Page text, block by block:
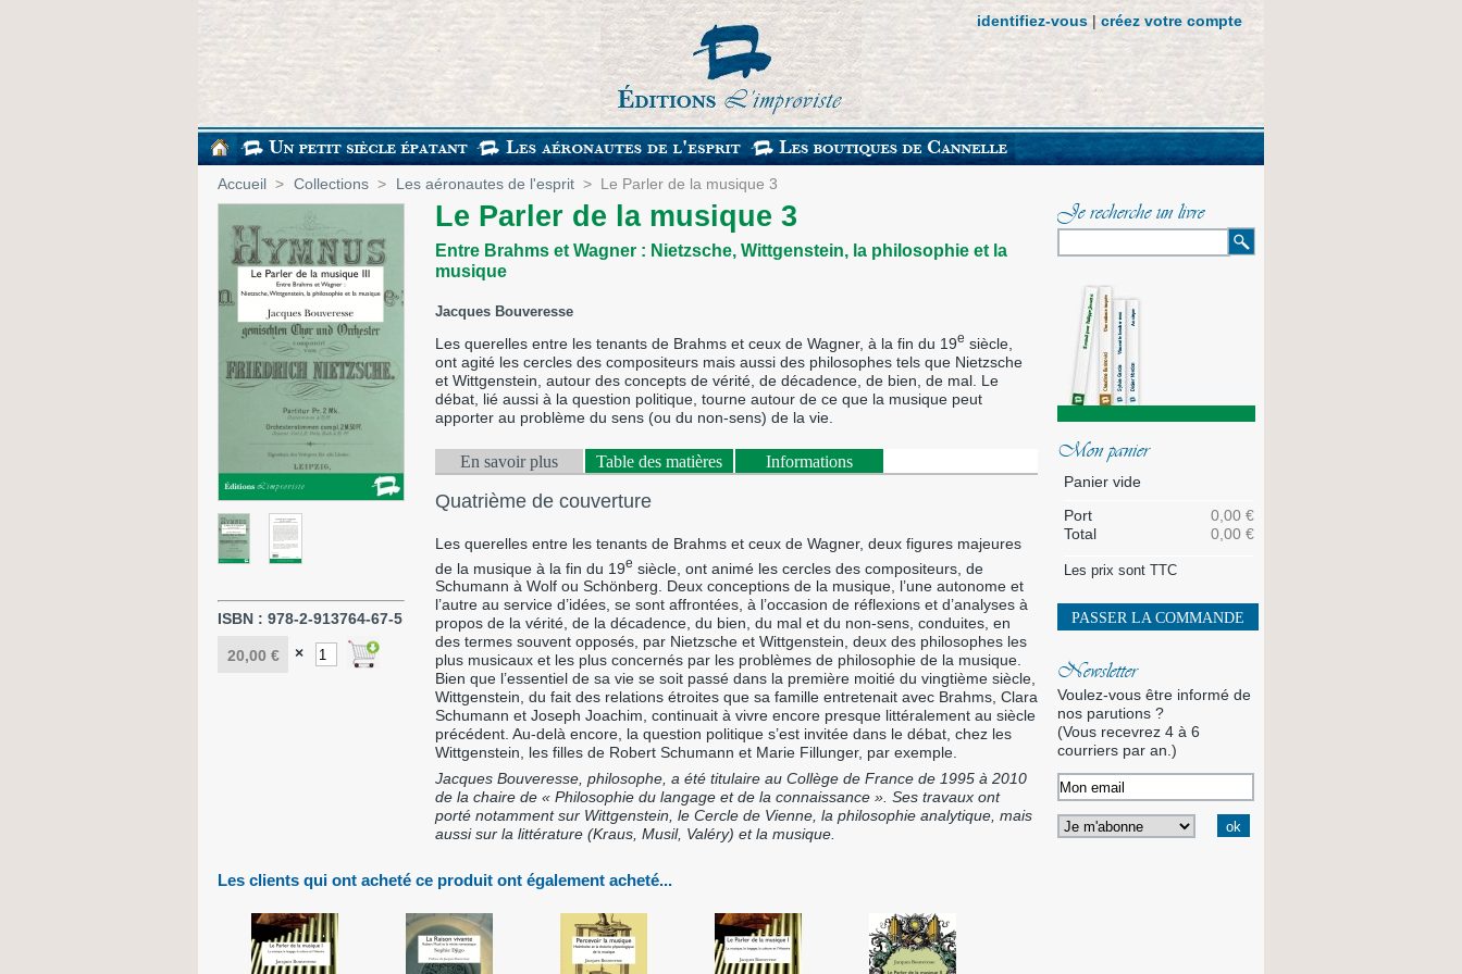
identifiez-vous| créez votre compte
Accueil > Collections > Les aéronautes de l'esprit > Le Parler de la musique 3
ISBN : 978-2-913764-67-5
20,00 € ×
Le Parler de la musique 3
Entre Brahms et Wagner : Nietzsche, Wittgenstein, la philosophie et la
musique
Jacques Bouveresse
Les querelles entre les tenants de Brahms et ceux de Wagner, à la fin du 19e siècle,
ont agité les cercles des compositeurs mais aussi des philosophes tels que Nietzsche
et Wittgenstein, autour des concepts de vérité, de décadence, de bien, de mal. Le
débat, lié aussi à la question politique, tourne autour de ce que la musique peut
apporter au problème du sens (ou du non-sens) de la vie.
En savoir plus Table des matières Informations
Quatrième de couverture
Les querelles entre les tenants de Brahms et ceux de Wagner, deux figures majeures
de la musique à la fin du 19e siècle, ont animé les cercles des compositeurs, de
Schumann à Wolf ou Schönberg. Deux conceptions de la musique, l’une autonome et
l’autre au service d’idées, se sont affrontées, à l’occasion de réflexions et d’analyses à
propos de la vérité, de la décadence, du bien, du mal et du non-sens, conduites, en
des termes souvent opposés, par Nietzsche et Wittgenstein, deux des philosophes les
plus musicaux et les plus concernés par les problèmes de philosophie de la musique.
Bien que l’essentiel de sa vie se soit passé dans la première moitié du vingtième siècle,
Wittgenstein, du fait des relations étroites que sa famille entretenait avec Brahms, Clara
Schumann et Joseph Joachim, continuait à vivre encore presque littéralement au siècle
précédent. Au-delà encore, la question politique s’est invitée dans le débat, chez les
Wittgenstein, les filles de Robert Schumann et Marie Fillunger, par exemple.
Jacques Bouveresse, philosophe, a été titulaire au Collège de France de 1995 à 2010
de la chaire de « Philosophie du langage et de la connaissance ». Ses travaux ont
porté notamment sur Wittgenstein, le Cercle de Vienne, la philosophie analytique, mais
aussi sur la littérature (Kraus, Musil, Valéry) et la musique.
Les clients qui ont acheté ce produit ont également acheté...
Je recherche un livre
Mon panier
Panier vide
Port
0,00 €
Total
0,00 €
Les prix sont TTC
PASSER LA COMMANDE
Newsletter
Voulez-vous être informé de
nos parutions ?
(Vous recevrez 4 à 6
courriers par an.)